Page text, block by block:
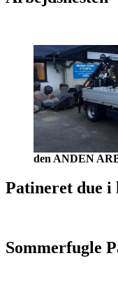
den ANDEN
Patineret due i
Sommerfugle